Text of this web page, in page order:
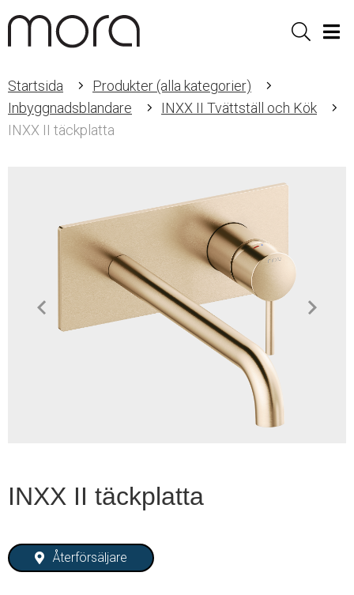
Sök
Startsida
Produkter (alla kategorier)
Inbyggnadsblandare
INXX II Tvättställ och Kök
INXX II täckplatta
INXX II täckplatta
Återförsäljare